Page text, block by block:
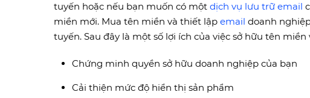
tuyến hoặc nếu bạn muốn có một dịch vụ lưu trữ email
miền mới. Mua tên miền và thiết lập email doanh
tuyến. Sau đây là một số lợi ích của việc sở hữu tên
Chứng minh quyền sở hữu doanh nghiệp của bạn
Cải thiện mức độ hiển thị sản phẩm